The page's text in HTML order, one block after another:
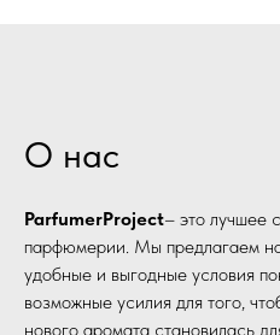
О нас
ParfumerProject– это лучшее
парфюмерии. Мы предлагаем
удобные и выгодные условия
возможные усилия для того,
нового аромата становилась